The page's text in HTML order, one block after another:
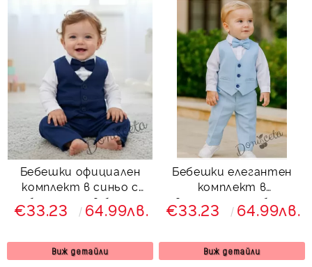
Бебешки официален
комплект в синьо с
боди-риза в бяло,
панталон, елек и
€33.23 64.99лв.
Виж детайли
Бебешки елегантен
комплект в
светлосиньо с боди-
риза в бяло, панталон,
€33.23 64.99лв.
Виж детайли